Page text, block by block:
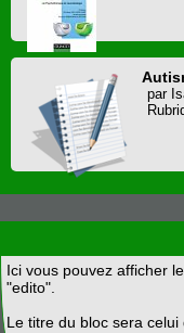
par
Ici vous pouvez afficher
"edito".
Le titre du bloc sera celui